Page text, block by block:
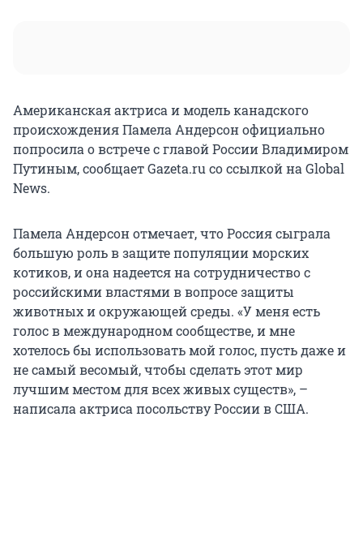
Американская актриса и модель канадского
происхождения Памела Андерсон официально
попросила о встрече с главой России Владимиром
Путиным, сообщает Gazeta.ru со ссылкой на Global
News.
Памела Андерсон отмечает, что Россия сыграла
большую роль в защите популяции морских
котиков, и она надеется на сотрудничество с
российскими властями в вопросе защиты
животных и окружающей среды. «У меня есть
голос в международном сообществе, и мне
хотелось бы использовать мой голос, пусть даже и
не самый весомый, чтобы сделать этот мир
лучшим местом для всех живых существ», –
написала актриса посольству России в США.